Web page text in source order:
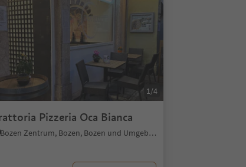
1/4
Pizzeria Oca Bianca
Bozen Zentrum, Bozen, Bozen und Umgebung